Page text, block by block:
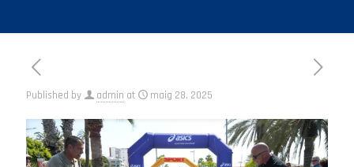
Published by admin at maig 28, 2025